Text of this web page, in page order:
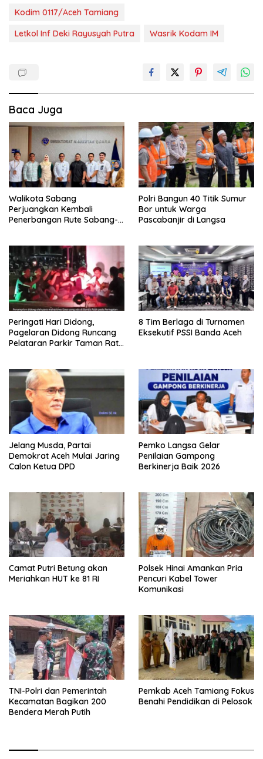
Kodim 0117/Aceh Tamiang
Letkol Inf Deki Rayusyah Putra
Wasrik Kodam IM
Baca Juga
Walikota Sabang
Perjuangkan Kembali
Penerbangan Rute Sabang-
Polri Bangun 40 Titik Sumur
Bor untuk Warga
Pascabanjir di Langsa
Peringati Hari Didong,
Pagelaran Didong Runcang
Pelataran Parkir Taman Ratu
8 Tim Berlaga di Turnamen
Eksekutif PSSI Banda Aceh
Jelang Musda, Partai
Demokrat Aceh Mulai Jaring
Calon Ketua DPD
Pemko Langsa Gelar
Penilaian Gampong
Berkinerja Baik 2026
Camat Putri Betung akan
Meriahkan HUT ke 81 RI
Polsek Hinai Amankan Pria
Pencuri Kabel Tower
Komunikasi
TNI-Polri dan Pemerintah
Kecamatan Bagikan 200
Bendera Merah Putih
Pemkab Aceh Tamiang Fokus
Benahi Pendidikan di Pelosok